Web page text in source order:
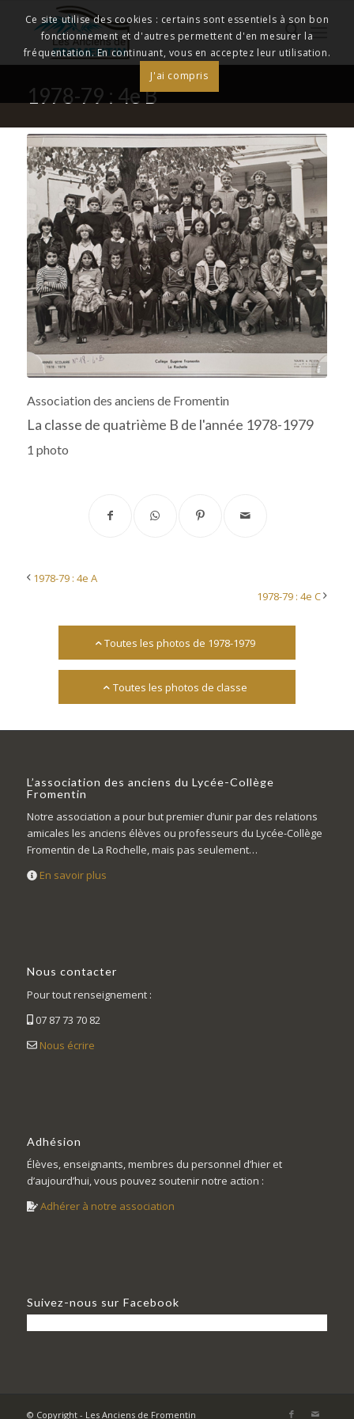
1978-79 : 4e B
Archives départementales 17
Association des anciens de Fromentin
La classe de quatrième B de l'année 1978-1979
1 photo
1978-79 : 4e A
1978-79 : 4e C
Toutes les photos de 1978-1979
Toutes les photos de classe
L’association des anciens du Lycée-Collège
Fromentin
Notre association a pour but premier d’unir par des relations
amicales les anciens élèves ou professeurs du Lycée-Collège
Fromentin de La Rochelle, mais pas seulement…
En savoir plus
Nous contacter
Pour tout renseignement :
07 87 73 70 82
Nous écrire
Adhésion
Élèves, enseignants, membres du personnel d’hier et
d’aujourd’hui, vous pouvez soutenir notre action :
Adhérer à notre association
Suivez-nous sur Facebook
© Copyright - Les Anciens de Fromentin
Ce site utilise des cookies : certains sont essentiels à son bon
fonctionnement et d'autres permettent d'en mesurer la
fréquentation. En continuant, vous en acceptez leur utilisation.
J'ai compris